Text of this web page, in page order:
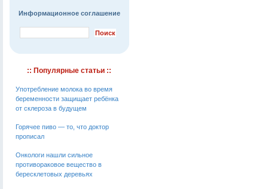
Информационное соглашение
:: Популярные статьи ::
Употребление молока во время
беременности защищает ребёнка
от склероза в будущем
Горячее пиво — то, что доктор
прописал
Онкологи нашли сильное
противораковое вещество в
бересклетовых деревьях